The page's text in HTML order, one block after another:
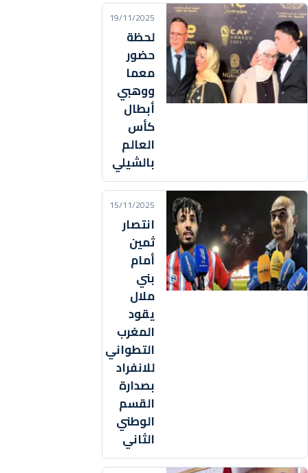
19/11/2025
لحظة
حضور
معما
ووهبي
أبطال
كأس
العالم
بالشيلي
15/11/2025
انتصار
ثمين
أمام
بني
ملال
يقود
المغرب
التطواني
للانفراد
بصدارة
القسم
الوطني
الثاني